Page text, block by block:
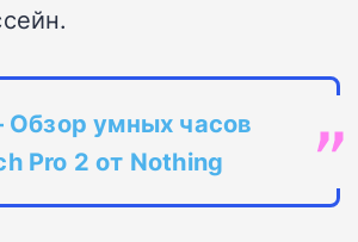
Обзор умных часов
Pro 2 от Nothing